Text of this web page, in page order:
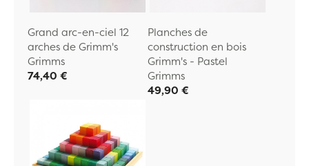
Grand arc-en-ciel 12
arches de Grimm's
Grimms
74,40 €
Planches de
construction en bois
Grimm's - Pastel
Grimms
49,90 €